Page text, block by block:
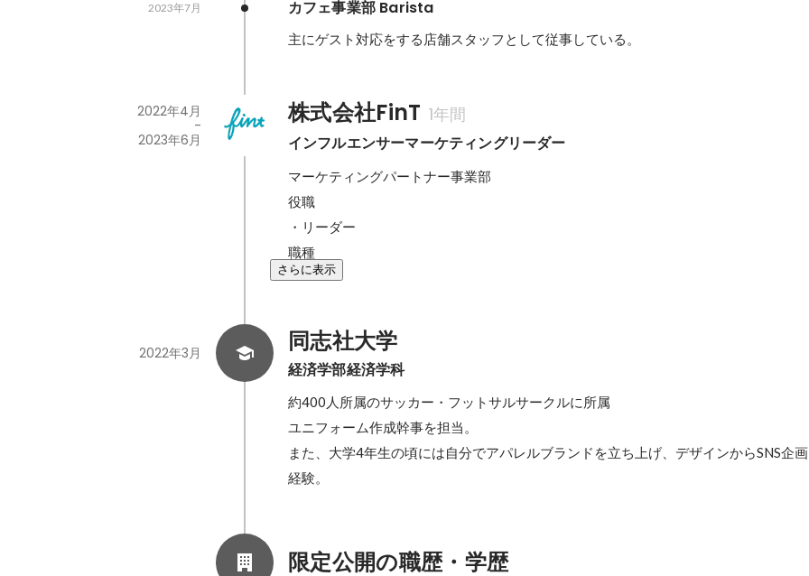
カフェ事業部 Barista
2023年7月
主にゲスト対応をする店舗スタッフとして従事している。
株式会社FinT 1年間
インフルエンサーマーケティングリーダー
2022年4月
-
2023年6月
マーケティングパートナー事業部
役職
・リーダー
職種
さらに表示
同志社大学
経済学部経済学科
2022年3月
約400人所属のサッカー・フットサルサークルに所属
ユニフォーム作成幹事を担当。
また、大学4年生の頃には自分でアパレルブランドを立ち上げ、デザインからSNS企
経験。
限定公開の職歴・学歴